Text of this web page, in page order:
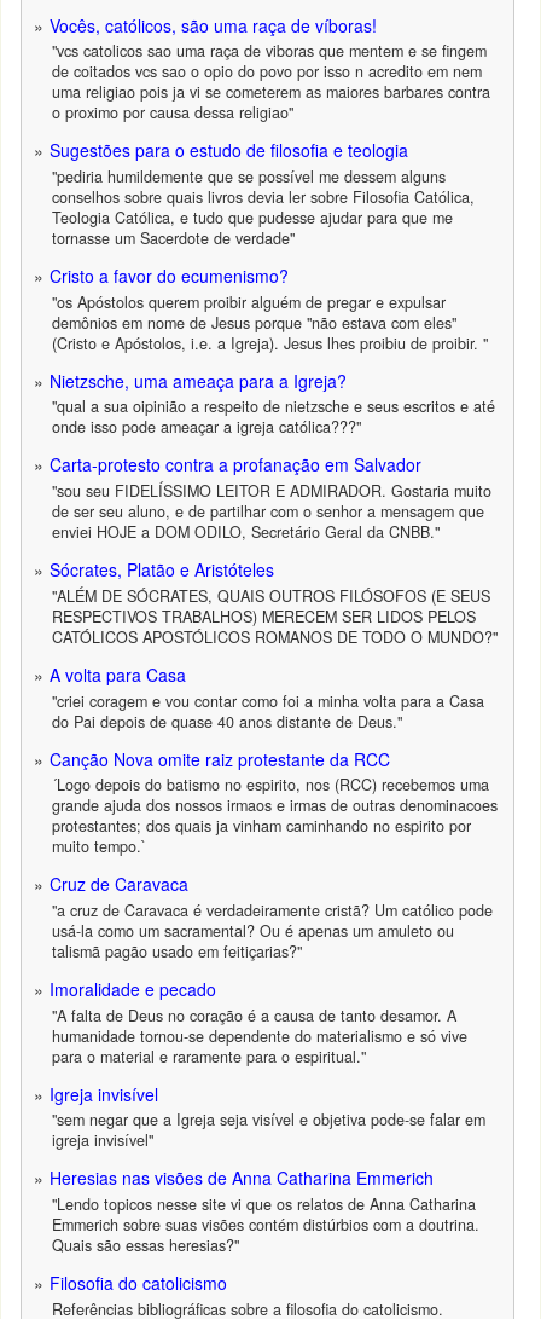
Vocês, católicos, são uma raça de víboras!
"vcs catolicos sao uma raça de viboras que mentem e se fingem
de coitados vcs sao o opio do povo por isso n acredito em nem
uma religiao pois ja vi se cometerem as maiores barbares contra
o proximo por causa dessa religiao"
Sugestões para o estudo de filosofia e teologia
"pediria humildemente que se possível me dessem alguns
conselhos sobre quais livros devia ler sobre Filosofia Católica,
Teologia Católica, e tudo que pudesse ajudar para que me
tornasse um Sacerdote de verdade"
Cristo a favor do ecumenismo?
"os Apóstolos querem proibir alguém de pregar e expulsar
demônios em nome de Jesus porque "não estava com eles"
(Cristo e Apóstolos, i.e. a Igreja). Jesus lhes proibiu de proibir. "
Nietzsche, uma ameaça para a Igreja?
"qual a sua oipinião a respeito de nietzsche e seus escritos e até
onde isso pode ameaçar a igreja católica???"
Carta-protesto contra a profanação em Salvador
"sou seu FIDELÍSSIMO LEITOR E ADMIRADOR. Gostaria muito
de ser seu aluno, e de partilhar com o senhor a mensagem que
enviei HOJE a DOM ODILO, Secretário Geral da CNBB."
Sócrates, Platão e Aristóteles
"ALÉM DE SÓCRATES, QUAIS OUTROS FILÓSOFOS (E SEUS
RESPECTIVOS TRABALHOS) MERECEM SER LIDOS PELOS
CATÓLICOS APOSTÓLICOS ROMANOS DE TODO O MUNDO?"
A volta para Casa
"criei coragem e vou contar como foi a minha volta para a Casa
do Pai depois de quase 40 anos distante de Deus."
Canção Nova omite raiz protestante da RCC
´Logo depois do batismo no espirito, nos (RCC) recebemos uma
grande ajuda dos nossos irmaos e irmas de outras denominacoes
protestantes; dos quais ja vinham caminhando no espirito por
muito tempo.`
Cruz de Caravaca
"a cruz de Caravaca é verdadeiramente cristã? Um católico pode
usá-la como um sacramental? Ou é apenas um amuleto ou
talismã pagão usado em feitiçarias?"
Imoralidade e pecado
"A falta de Deus no coração é a causa de tanto desamor. A
humanidade tornou-se dependente do materialismo e só vive
para o material e raramente para o espiritual."
Igreja invisível
"sem negar que a Igreja seja visível e objetiva pode-se falar em
igreja invisível"
Heresias nas visões de Anna Catharina Emmerich
"Lendo topicos nesse site vi que os relatos de Anna Catharina
Emmerich sobre suas visões contém distúrbios com a doutrina.
Quais são essas heresias?"
Filosofia do catolicismo
Referências bibliográficas sobre a filosofia do catolicismo.